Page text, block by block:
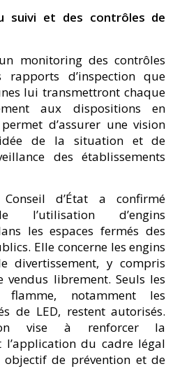
suivi et des contrôles de
un monitoring des contrôles
d’inspection que
lui transmettront chaque
aux dispositions en
d’assurer une vision
de la situation et de
des établissements
d’État a confirmé
l’utilisation d’engins
les espaces fermés des
Elle concerne les engins
divertissement, y compris
vendus librement. Seuls les
flamme, notamment les
de LED, restent autorisés.
vise à renforcer la
l’application du cadre légal
de prévention et de